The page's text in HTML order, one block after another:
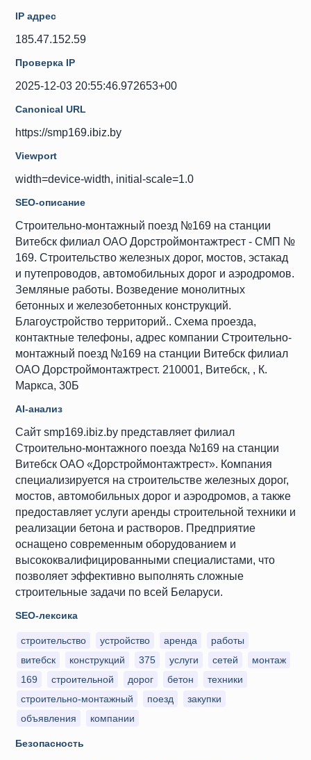
IP адрес
185.47.152.59
Проверка IP
2025-12-03 20:55:46.972653+00
Canonical URL
https://smp169.ibiz.by
Viewport
width=device-width, initial-scale=1.0
SEO-описание
Строительно-монтажный поезд №169 на станции
Витебск филиал ОАО Дорстроймонтажтрест - СМП №
169. Строительство железных дорог, мостов, эстакад
и путепроводов, автомобильных дорог и аэродромов.
Земляные работы. Возведение монолитных
бетонных и железобетонных конструкций.
Благоустройство территорий.. Схема проезда,
контактные телефоны, адрес компании Строительно-
монтажный поезд №169 на станции Витебск филиал
ОАО Дорстроймонтажтрест. 210001, Витебск, , К.
Маркса, 30Б
AI-анализ
Сайт smp169.ibiz.by представляет филиал
Строительно-монтажного поезда №169 на станции
Витебск ОАО «Дорстроймонтажтрест». Компания
специализируется на строительстве железных дорог,
мостов, автомобильных дорог и аэродромов, а также
предоставляет услуги аренды строительной техники и
реализации бетона и растворов. Предприятие
оснащено современным оборудованием и
высококвалифицированными специалистами, что
позволяет эффективно выполнять сложные
строительные задачи по всей Беларуси.
SEO-лексика
строительство устройство аренда
работы
витебск
конструкций 375 услуги сетей
монтаж
169
строительной дорог бетон
техники
строительно-монтажный
поезд
закупки
объявления
компании
Безопасность